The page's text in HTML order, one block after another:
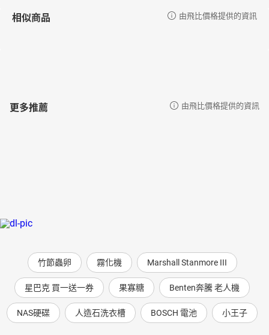
相似商品 由飛比價格提供的資訊
更多推薦 由飛比價格提供的資訊
竹節蟲卵 霧化機 Marshall Stanmore III
星巴克 買一送一券 果寡糖 Benten奔騰 老人機
NAS硬碟 人造石洗衣槽 BOSCH 電池 小王子